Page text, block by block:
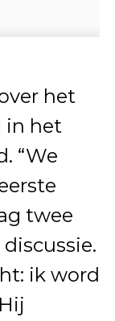
het
in het
“We
twee
ik word